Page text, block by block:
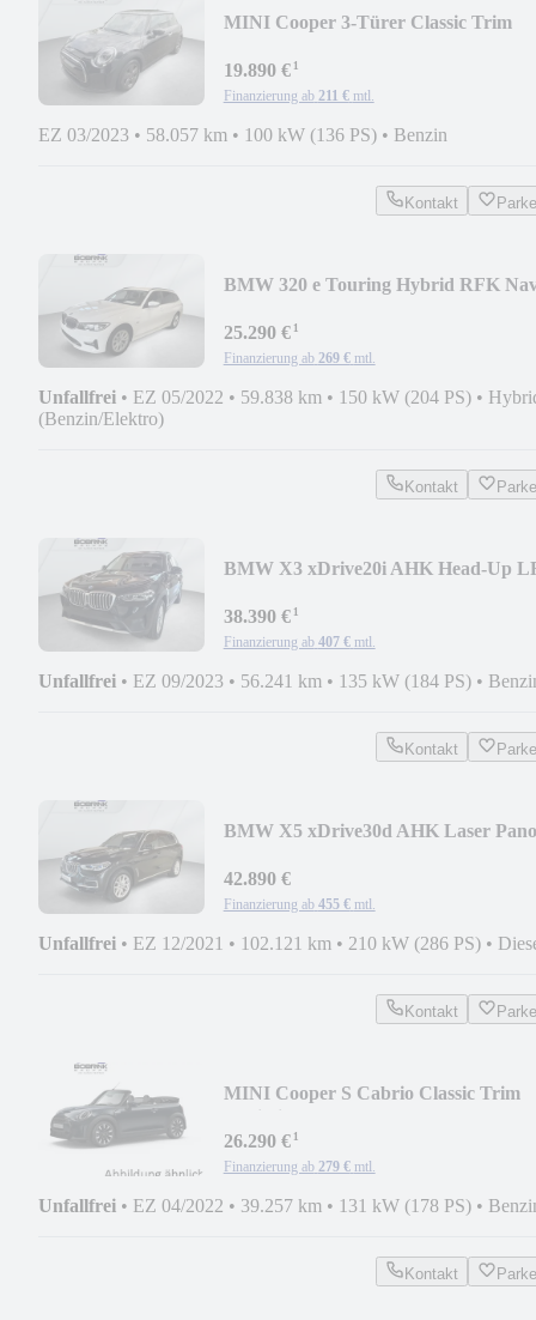
MINI Cooper 3-Türer Classic Trim
19.890 €¹
Finanzierung ab 211 € mtl.
EZ 03/2023 • 58.057 km • 100 kW (136 PS) • Benzin
Kontakt
BMW 320 e Touring Hybrid RFK
25.290 €¹
Finanzierung ab 269 € mtl.
Unfallfrei • EZ 05/2022 • 59.838 km • 150 kW (204 PS) •
(Benzin/Elektro)
Kontakt
BMW X3 xDrive20i AHK Head-Up
38.390 €¹
Finanzierung ab 407 € mtl.
Unfallfrei • EZ 09/2023 • 56.241 km • 135 kW (184 PS) •
Kontakt
BMW X5 xDrive30d AHK Laser Pano
42.890 €
Finanzierung ab 455 € mtl.
Unfallfrei • EZ 12/2021 • 102.121 km • 210 kW (286 PS) •
Kontakt
MINI Cooper S Cabrio Classic Trim
26.290 €¹
Finanzierung ab 279 € mtl.
Unfallfrei • EZ 04/2022 • 39.257 km • 131 kW (178 PS) •
Kontakt